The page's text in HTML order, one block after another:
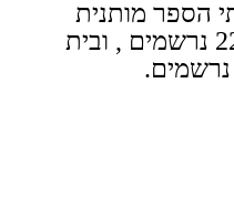
הספר מותנית
בכיתה עם מינימום 22 נרשמים , ובית